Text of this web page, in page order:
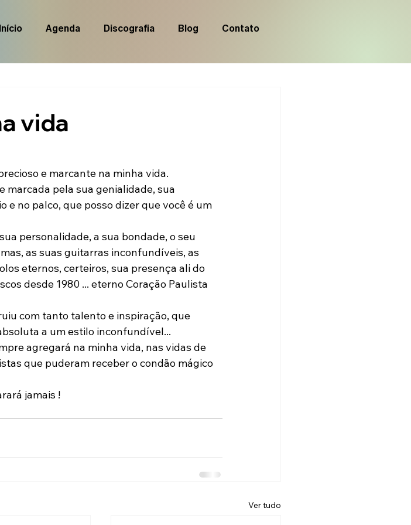
Início Agenda Discografia Blog Contato
vida
e marcante na minha vida.
pela sua genialidade, sua
e no palco, que posso dizer que você é um
personalidade, a sua bondade, o seu
as suas guitarras inconfundíveis, as
eternos, certeiros, sua presença ali do
desde 1980 ... eterno Coração Paulista
com tanto talento e inspiração, que
a um estilo inconfundível...
agregará na minha vida, nas vidas de
que puderam receber o condão mágico
jamais !
Ver tudo